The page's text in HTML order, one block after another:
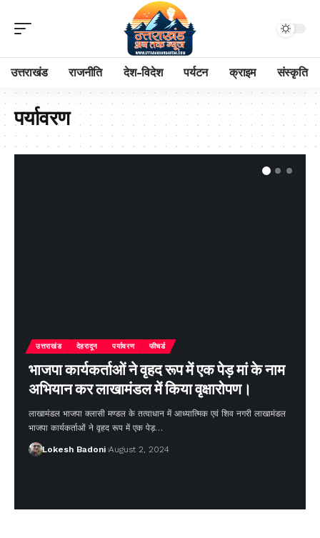
उत्तराखंड राजनीति देश-विदेश पर्यटन क्राइम संस्कृति
पर्यावरण
उत्तराखंड देहरादून पर्यावरण फीचर्ड
भाजपा कार्यकर्ताओं ने वृहद रूप में एक पेड़ मां के नाम
अभियान कर लाखामंडल में किया वृक्षारोपण।
लाखामंडल भाजपा क्लासी मण्डल के तत्वाधान में आध्यात्मिक एवं शिव नगरी लाखामंडल
भाजपा कार्यकर्ताओं ने वृहद रूप में एक पेड़…
Lokesh Badoni August 2, 2024